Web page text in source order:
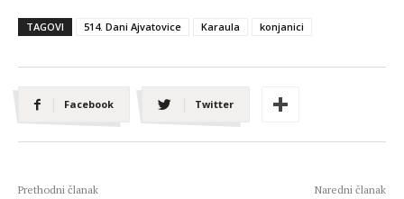
TAGOVI 514. Dani Ajvatovice Karaula konjanici
Facebook Twitter
Prethodni članak Naredni članak